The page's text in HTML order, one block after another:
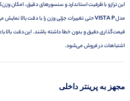
این ترازو با ظرفیت استاندارد و سنسورهای دقیق، امکان
مدلVISTA Pحتی تغییرات جزئی وزن را با دقت بالا
قیمت‌گذاری دقیق و بدون خطا داشته باشند. این دقت
اشتباهات در فروش می‌شود.
مجهز به پرینتر داخلی